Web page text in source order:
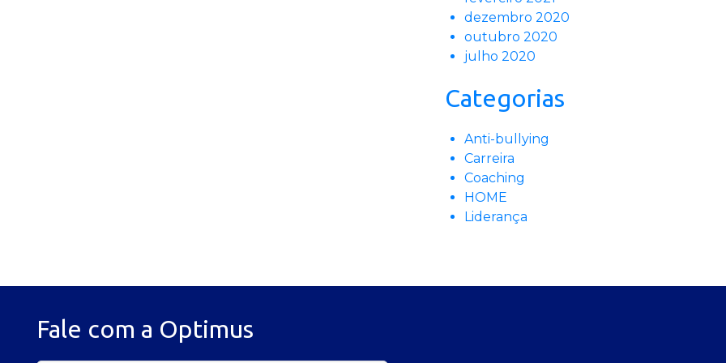
dezembro 2020
outubro 2020
julho 2020
Categorias
Anti-bullying
Carreira
Coaching
HOME
Liderança
Fale com a Optimus